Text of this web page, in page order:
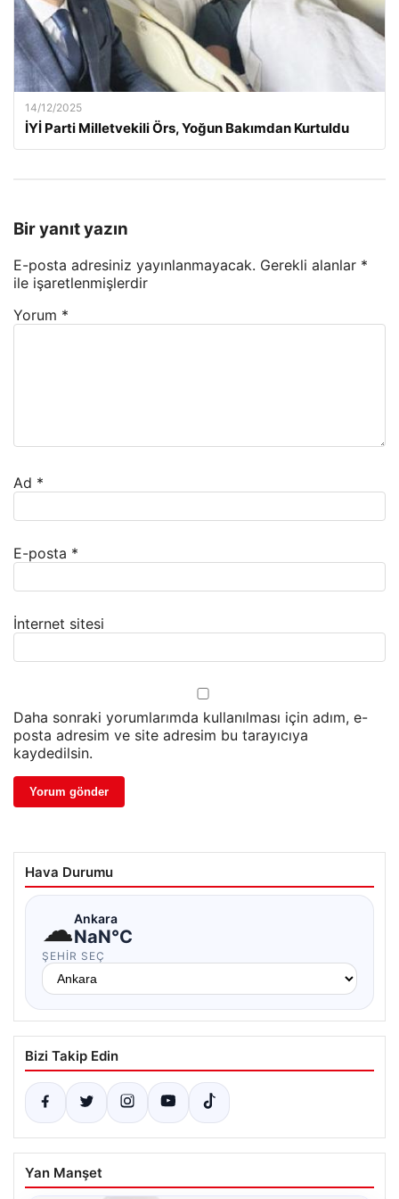
14/12/2025
İYİ Parti Milletvekili Örs, Yoğun Bakımdan Kurtuldu
Bir yanıt yazın
E-posta adresiniz yayınlanmayacak. Gerekli alanlar *
ile işaretlenmişlerdir
Yorum *
Ad *
E-posta *
İnternet sitesi
Daha sonraki yorumlarımda kullanılması için adım, e-
posta adresim ve site adresim bu tarayıcıya
kaydedilsin.
Hava Durumu
☁Ankara
NaN°C
ŞEHIR SEÇ
Bizi Takip Edin
Yan Manşet